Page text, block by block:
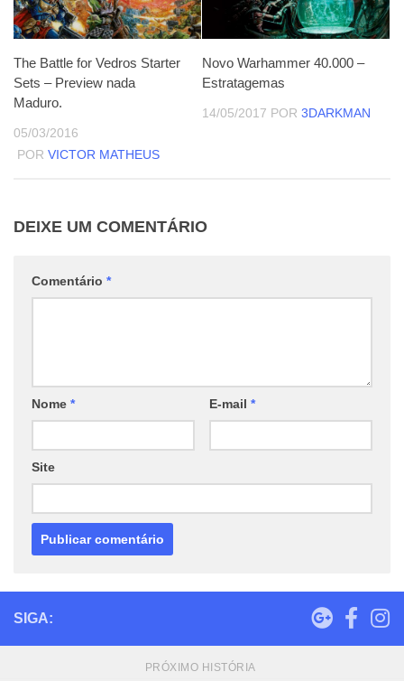
The Battle for Vedros Starter
Sets – Preview nada
Maduro.
05/03/2016
POR VICTOR MATHEUS
Novo Warhammer 40.000 –
Estratagemas
14/05/2017 POR 3DARKMAN
DEIXE UM COMENTÁRIO
Comentário *
Nome * E-mail *
Site
SIGA:
PRÓXIMO HISTÓRIA